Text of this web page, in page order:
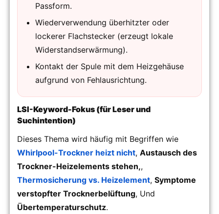
Passform.
Wiederverwendung überhitzter oder
lockerer Flachstecker (erzeugt lokale
Widerstandserwärmung).
Kontakt der Spule mit dem Heizgehäuse
aufgrund von Fehlausrichtung.
LSI-Keyword-Fokus (für Leser und
Suchintention)
Dieses Thema wird häufig mit Begriffen wie
Whirlpool-Trockner heizt nicht, Austausch des
Trockner-Heizelements stehen,,
Thermosicherung vs. Heizelement, Symptome
verstopfter Trocknerbelüftung, Und
Übertemperaturschutz.